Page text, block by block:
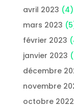
avril 2023 (4)
mars 2023
février 2023
janvier 2023
décembre
novembre
octobre 2022